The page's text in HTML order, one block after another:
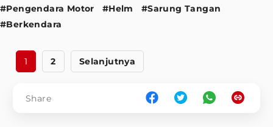
#Pengendara Motor
#Helm
#Sarung Tangan
#Berkendara
1 2 Selanjutnya
Share